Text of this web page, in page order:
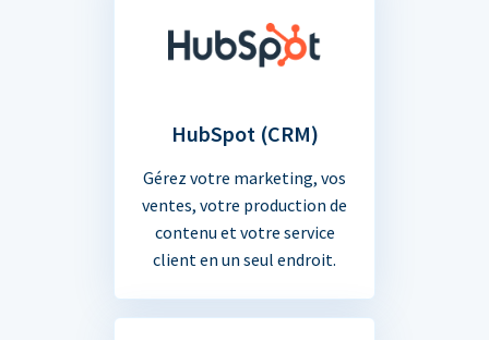
HubSpot (CRM)
Gérez votre marketing, vos
ventes, votre production de
contenu et votre service
client en un seul endroit.